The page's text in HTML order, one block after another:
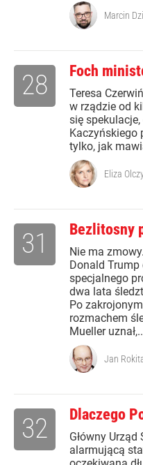
Marcin
Foch
Teresa
w rządzie od
się
Kaczyńskiego
tylko, jak
28
Eliza
Bezlitosny
Nie ma
Donald Trump
specjalnego
dwa lata
Po
rozmachem
Mueller
31
Jan
Dlaczego
Główny Urząd
alarmującą
32